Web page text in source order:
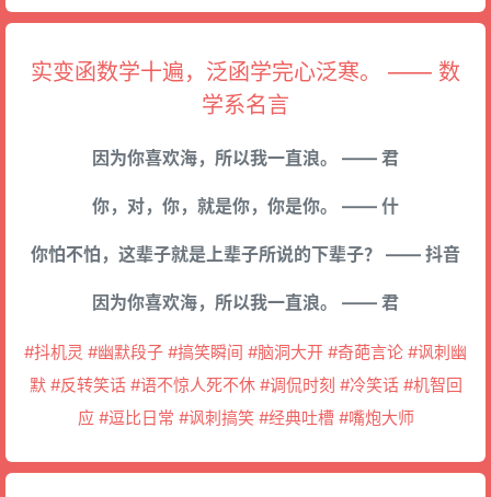
实变函数学十遍，泛函学完心泛寒。 —— 数
学系名言
因为你喜欢海，所以我一直浪。 —— 君
你，对，你，就是你，你是你。 —— 什
你怕不怕，这辈子就是上辈子所说的下辈子？ —— 抖音
因为你喜欢海，所以我一直浪。 —— 君
#抖机灵 #幽默段子 #搞笑瞬间 #脑洞大开 #奇葩言论 #讽刺幽
默 #反转笑话 #语不惊人死不休 #调侃时刻 #冷笑话 #机智回
应 #逗比日常 #讽刺搞笑 #经典吐槽 #嘴炮大师